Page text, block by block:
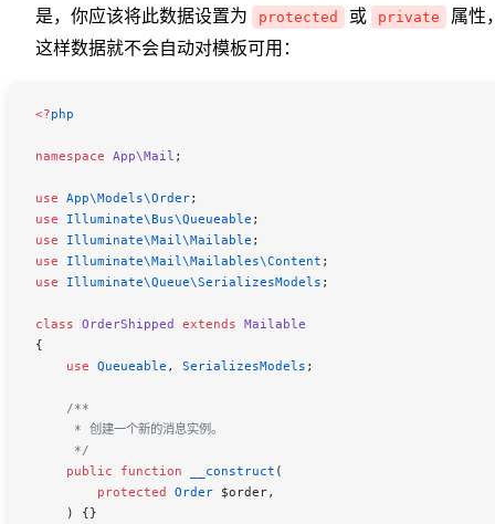
是，你应该将此数据设置为
protected 或 private
属性
这样数据就不会自动对模板可用：
<?php
namespace App\Mail ;
use App\Models\Order;
use Illuminate\Bus\Queueable ;
use Illuminate\Mail\Mailable ;
use Illuminate\Mail\Mailables\Content ;
use Illuminate\Queue\SerializesModels ;
class OrderShipped extends Mailable
{
    use
Queueable , SerializesModels ;
    /**
     * 创建一个新的消息实例。
     */
    public
function __construct (
        protected
Order $order,
    ) {}